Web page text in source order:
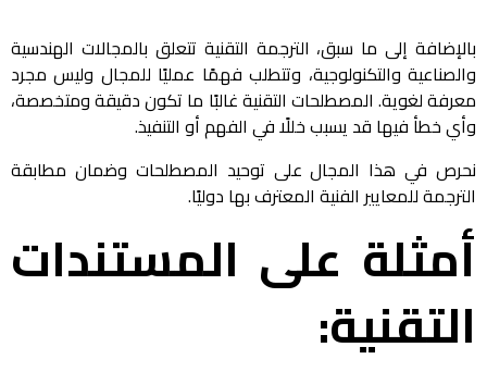
بالإضافة إلى ما سبق، الترجمة التقنية تتعلق بالمجالات الهندسية
والصناعية والتكنولوجية، وتتطلب فهمًا عمليًا للمجال وليس مجرد
معرفة لغوية. المصطلحات التقنية غالبًا ما تكون دقيقة ومتخصصة،
وأي خطأ فيها قد يسبب خللًا في الفهم أو التنفيذ.
نحرص في هذا المجال على توحيد المصطلحات وضمان مطابقة
الترجمة للمعايير الفنية المعترف بها دوليًا.
أمثلة على المستندات
التقنية: